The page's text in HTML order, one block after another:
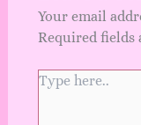
Your email
Required fields
Type